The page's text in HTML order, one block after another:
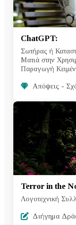
ChatGPT:
Σωτήρας ή
Ματιά στην
Παραγωγή
Απόψεις -
Terror in the
Λογοτεχνική
Διήγημα